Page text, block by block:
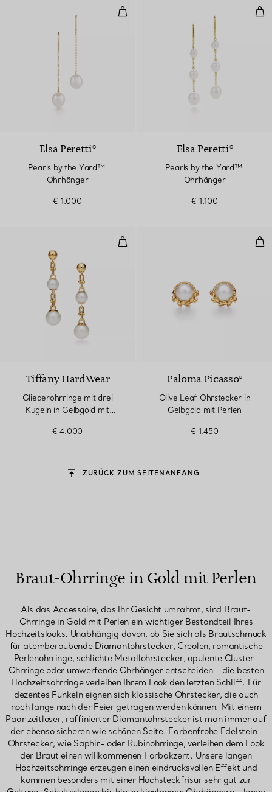
Pearls by the Yard™ ​​Ohrhänger
Elsa Peretti®
Pearls by the Yard™ ​​
Ohrhänger
€ 1.000
Elsa Peretti®
Pearls by the Yard™ ​​
Ohrhänger
€ 1.100
Gliederohrringe mit drei Kugeln
Tiffany HardWear
Gliederohrringe mit drei
Kugeln in Gelbgold mit
€ 4.000
Paloma Picasso®
Olive Leaf Ohrstecker in
Gelbgold mit Perlen
€ 1.450
ZURÜCK ZUM SEITENANFANG
Braut-Ohrringe in Gold mit Perlen
Als das Accessoire, das Ihr Gesicht umrahmt, sind Braut-
Ohrringe in Gold mit Perlen ein wichtiger Bestandteil Ihres
Hochzeitslooks. Unabhängig davon, ob Sie sich als Brautschmuck
für atemberaubende Diamantohrstecker, Creolen, romantische
Perlenohrringe, schlichte Metallohrstecker, opulente Cluster-
Ohrringe oder umwerfende Ohrhänger entscheiden – die besten
Hochzeitsohrringe verleihen Ihrem Look den letzten Schliff. Für
dezentes Funkeln eignen sich klassische Ohrstecker, die auch
noch lange nach der Feier getragen werden können. Mit einem
Paar zeitloser, raffinierter Diamantohrstecker ist man immer auf
der ebenso sicheren wie schönen Seite. Farbenfrohe Edelstein-
Ohrstecker, wie Saphir- oder Rubinohrringe, verleihen dem Look
der Braut einen willkommenen Farbakzent. Unsere langen
Hochzeitsohrringe erzeugen einen eindrucksvollen Effekt und
kommen besonders mit einer Hochsteckfrisur sehr gut zur